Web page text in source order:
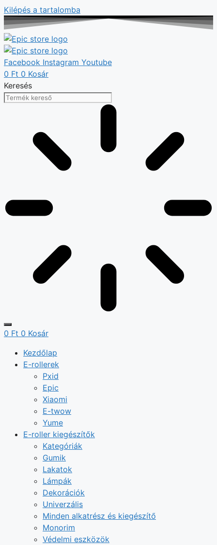
Kilépés a tartalomba
Facebook Instagram Youtube
0 Ft 0 Kosár
Keresés
0 Ft 0 Kosár
Kezdőlap
E-rollerek
Pxid
Epic
Xiaomi
E-twow
Yume
E-roller kiegészítők
Kategóriák
Gumik
Lakatok
Lámpák
Dekorációk
Univerzális
Minden alkatrész és kiegészítő
Monorim
Védelmi eszközök